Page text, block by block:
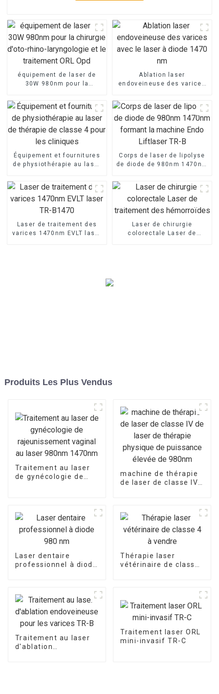
équipement de laser de
30W 980nm pour la
laryngologie et le
traitement ORL Opd
Ablation laser
endoveineuse des varices
Équipement et fournitures
de physiothérapie au laser
Corps de laser de lipolyse
de diode de 980nm 1470nm
Laser de traitement des
varices 1470nm EVLT laser
Laser de chirurgie
colorectale Laser de
Produits Les Plus Vendus
Traitement au laser
de gynécologie de
machine de thérapie
de laser de classe IV
980nm
Laser dentaire
professionnel à diode
Thérapie laser
vétérinaire de classe
Traitement au laser
d'ablation
Traitement laser ORL
mini-invasif TR-C